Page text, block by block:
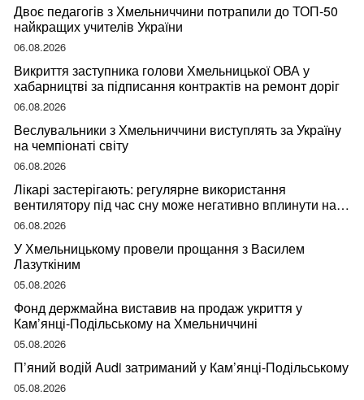
Двоє педагогів з Хмельниччини потрапили до ТОП-50
найкращих учителів України
06.08.2026
Викриття заступника голови Хмельницької ОВА у
хабарництві за підписання контрактів на ремонт доріг
06.08.2026
Веслувальники з Хмельниччини виступлять за Україну
на чемпіонаті світу
06.08.2026
Лікарі застерігають: регулярне використання
вентилятору під час сну може негативно вплинути на
ваше здоров’я
06.08.2026
У Хмельницькому провели прощання з Василем
Лазуткіним
05.08.2026
Фонд держмайна виставив на продаж укриття у
Кам’янці-Подільському на Хмельниччині
05.08.2026
П’яний водій Audi затриманий у Кам’янці-Подільському
05.08.2026